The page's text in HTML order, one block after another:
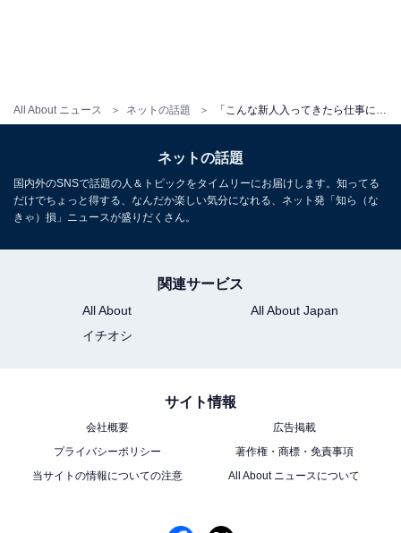
All About ニュース ネットの話題 「こんな新人入ってきたら仕事にならん」目黒蓮の“ビジュ爆発”スーツ姿にファンもん絶「これはヤバい」
ネットの話題
国内外のSNSで話題の人＆トピックをタイムリーにお届けします。知ってる
だけでちょっと得する、なんだか楽しい気分になれる、ネット発「知ら（な
きゃ）損」ニュースが盛りだくさん。
関連サービス
All About
All About Japan
イチオシ
サイト情報
会社概要
広告掲載
プライバシーポリシー
著作権・商標・免責事項
当サイトの情報についての注意
All About ニュースについて